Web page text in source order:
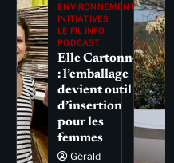
ENVIRONNEMENT
INITIATIVES
LE FIL INFO
PODCAST
Elle Cartonne
: l’emballage
devient outil
d’insertion
pour les
femmes
Gérald